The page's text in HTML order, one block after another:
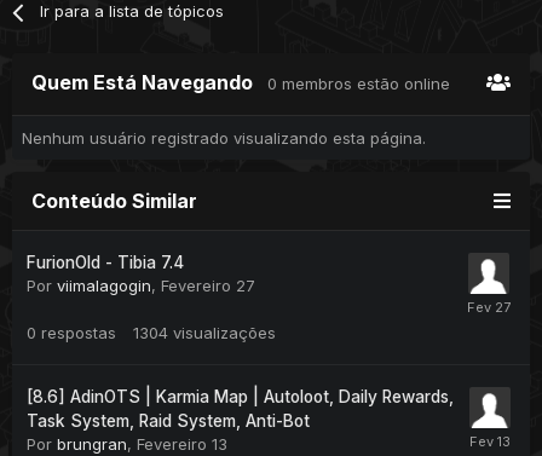
Ir para a lista de tópicos
Quem Está Navegando 0 membros estão online
Nenhum usuário registrado visualizando esta página.
Conteúdo Similar
FurionOld - Tibia 7.4
Por viimalagogin, Fevereiro 27
0 respostas 1304 visualizações
[8.6] AdinOTS | Karmia Map | Autoloot, Daily Rewards,
Task System, Raid System, Anti-Bot
Por brungran, Fevereiro 13